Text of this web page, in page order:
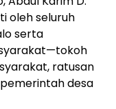
oleh seluruh
serta
ratusan
desa